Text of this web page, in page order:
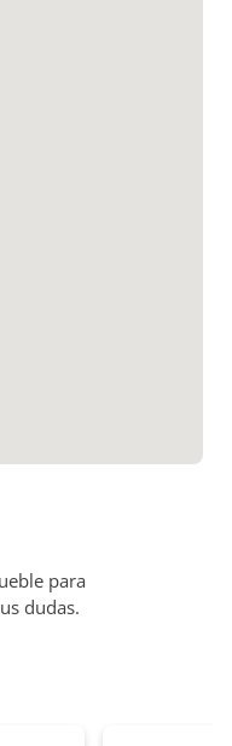
para
dudas.